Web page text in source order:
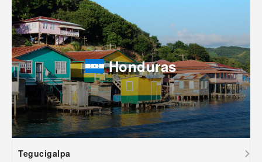
Honduras
Tegucigalpa